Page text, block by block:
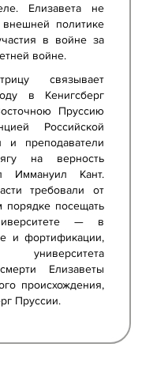
Елизавета не
политике
в войне за
войне.
связывает
в Кенигсберг
Пруссию
Российской
и преподаватели
на верность
Кант.
требовали от
порядке посещать
— в
и фортификации,
университета
Елизаветы
происхождения,
Пруссии.